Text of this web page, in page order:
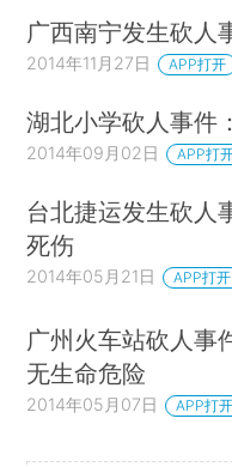
广西南宁发生砍人
2014年11月27日 APP打开
湖北小学砍人事件
2014年09月02日 APP打
台北捷运发生砍人
死伤
2014年05月21日 APP打开
广州火车站砍人事
无生命危险
2014年05月07日 APP打开